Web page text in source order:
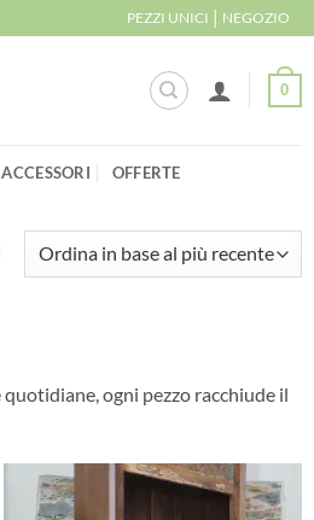
PEZZI UNICI | NEGOZIO
0
OFFERTE
Ordina
recente
ogni pezzo racchiude il